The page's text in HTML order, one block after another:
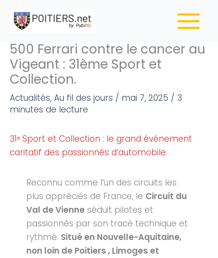
contenu
500 Ferrari contre le cancer au
Vigeant : 31ème Sport et
Collection.
Actualités, Au fil des jours / mai 7, 2025 / 3
minutes de lecture
31ᵉ Sport et Collection : le grand événement
caritatif des passionnés d’automobile
Reconnu comme l’un des circuits les
plus appréciés de France, le Circuit du
Val de Vienne séduit pilotes et
passionnés par son tracé technique et
rythmé. Situé en Nouvelle-Aquitaine,
non loin de Poitiers , Limoges et